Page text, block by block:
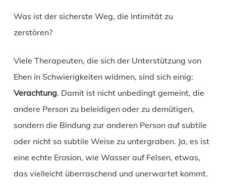
Was ist der sicherste Weg, die Intimität zu
zerstören?
Viele Therapeuten, die sich der Unterstützung von
Ehen in Schwierigkeiten widmen, sind sich einig:
Verachtung. Damit ist nicht unbedingt gemeint, die
andere Person zu beleidigen oder zu demütigen,
sondern die Bindung zur anderen Person auf subtile
oder nicht so subtile Weise zu untergraben. Ja, es ist
eine echte Erosion, wie Wasser auf Felsen, etwas,
das vielleicht überraschend und unerwartet kommt.